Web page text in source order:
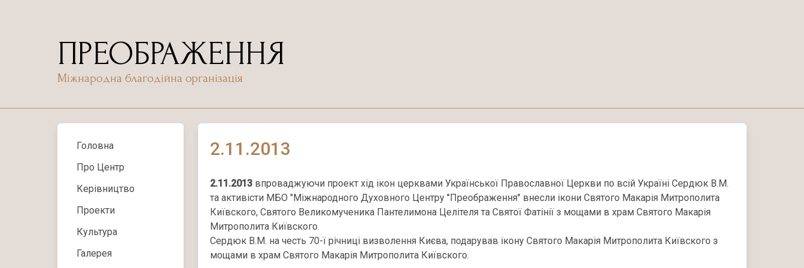
ПРЕОБРАЖЕННЯ
Міжнародна благодійна організація
Головна
Про Центр
Керівництво
Проекти
Культура
Галерея
2.11.2013
2.11.2013 впроваджуючи проект хід ікон церквами Української Православної Церкви по всій Україні Сердюк В.М.
та активісти МБО "Міжнародного Духовного Центру "Преображення" внесли ікони Святого Макарія Митрополита
Київского, Святого Великомученика Пантелимона Целітеля та Святої Фатінії з мощами в храм Святого Макарія
Митрополита Київского.
Сердюк В.М. на честь 70-ї річниці визволення Києва, подарував ікону Святого Макарія Митрополита Київского з
мощами в храм Святого Макарія Митрополита Київского.